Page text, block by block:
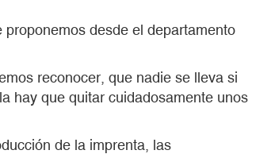
desde el departamento
reconocer, que nadie se lleva si
hay que quitar cuidadosamente unos
de la imprenta, las